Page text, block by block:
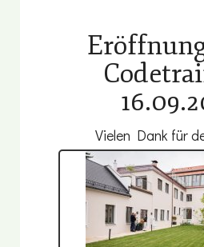
Vielen Dank für